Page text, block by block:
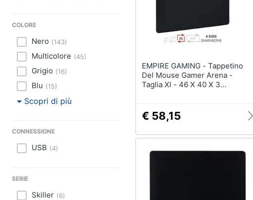
COLORE
Nero (143)
Multicolore (45)
Grigio (16)
Blu (15)
Scopri di più
CONNESSIONE
USB (4)
SERIE
Skiller (6)
EMPIRE GAMING - Tappetino
Del Mouse Gamer Arena -
Taglia Xl - 46 X 40 X 3
Precisione - Bordi Cuciti - Base
In Gomma Antiscivolo - Nero
€ 58,15